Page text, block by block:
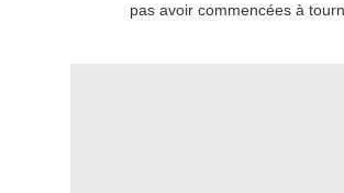
pas avoir commencées à